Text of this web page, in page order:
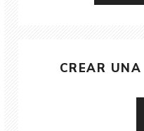
CREAR